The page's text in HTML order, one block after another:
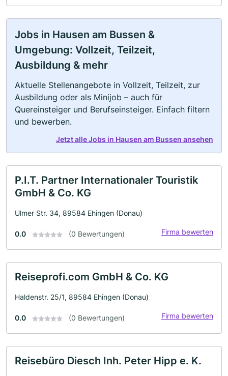
Jobs in Hausen am Bussen &
Umgebung: Vollzeit, Teilzeit,
Ausbildung & mehr
Aktuelle Stellenangebote in Vollzeit, Teilzeit, zur
Ausbildung oder als Minijob – auch für
Quereinsteiger und Berufseinsteiger. Einfach filtern
und bewerben.
Jetzt alle Jobs in Hausen am Bussen ansehen
P.I.T. Partner Internationaler Touristik
GmbH & Co. KG
Ulmer Str. 34, 89584 Ehingen (Donau)
0.0 (0 Bewertungen) Firma bewerten
Reiseprofi.com GmbH & Co. KG
Haldenstr. 25/1, 89584 Ehingen (Donau)
0.0 (0 Bewertungen) Firma bewerten
Reisebüro Diesch Inh. Peter Hipp e. K.